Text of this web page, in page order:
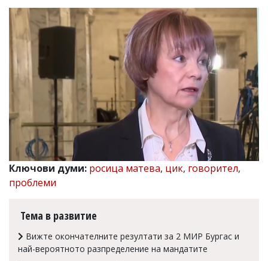
РАЗСЛЕДВАНЕ
БИЗНЕС
Управители:
v.vasilev@flagman.bg
Катя
Касабова,
еmail:k.kassabova@flagman.bg
Главен
редактор:
email:
Коментарите
Ключови думи: росица матева, цик, говорител,
проблеми
Тема в развитие
Вижте окончателните резултати за 2 МИР Бургас и
най-вероятното разпределение на мандатите